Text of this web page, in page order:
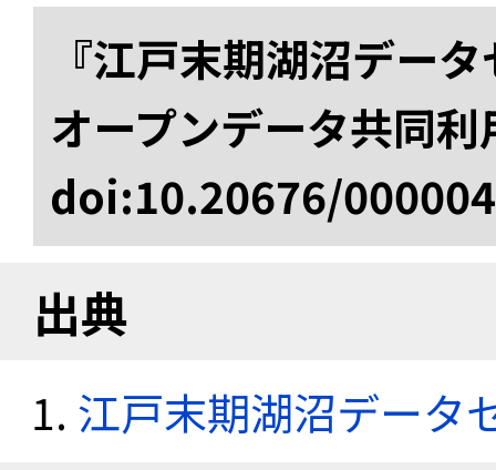
『江戸末期湖沼デー
オープンデータ共同
doi:10.20676/
出典
江戸末期湖沼データ